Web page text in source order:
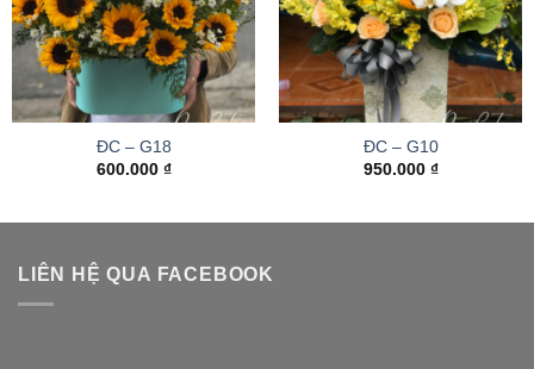
ĐC – G18
600.000 ₫
ĐC – G10
950.000 ₫
LIÊN HỆ QUA FACEBOOK